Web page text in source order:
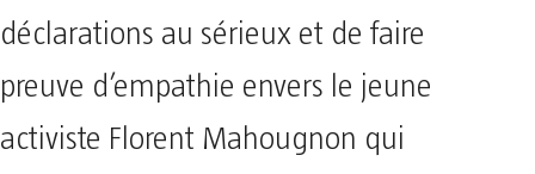
déclarations au sérieux et de faire
preuve d’empathie envers le jeune
activiste Florent Mahougnon qui